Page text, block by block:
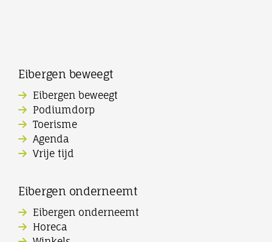
Eibergen beweegt
Eibergen beweegt
Podiumdorp
Toerisme
Agenda
Vrije tijd
Eibergen onderneemt
Eibergen onderneemt
Horeca